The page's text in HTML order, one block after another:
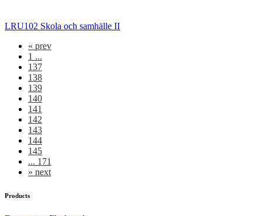
LRU102 Skola och samhälle II
« prev
1 ...
137
138
139
140
141
142
143
144
145
... 171
» next
Products